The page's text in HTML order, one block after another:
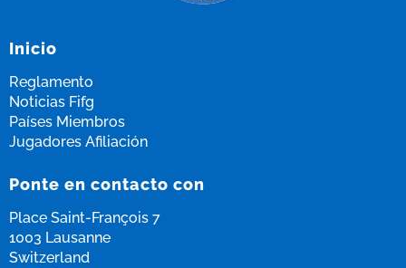
Inicio
Reglamento
Noticias Fifg
Países Miembros
Jugadores Afiliación
Ponte en contacto con
Place Saint-François 7
1003 Lausanne
Switzerland